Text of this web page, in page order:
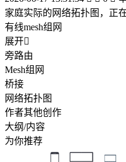
家庭实际的网络拓扑图，正
有线mesh组网
展开
旁路由
Mesh组网
桥接
网络拓扑图
作者其他创作
大纲/内容
为你推荐